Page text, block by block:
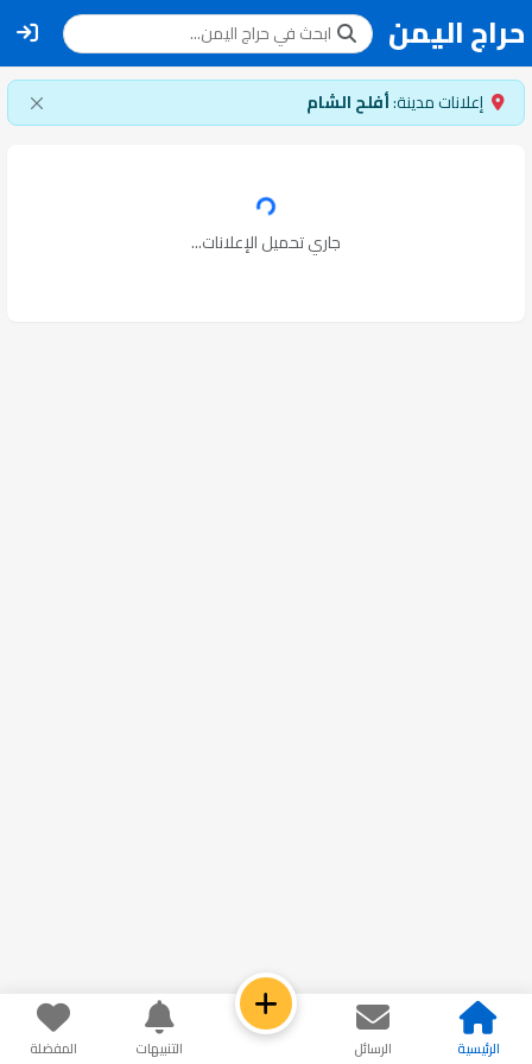
حراج اليمن
إعلانات مدينة:أفلح الشام
جاري تحميل الإعلانات...
الرئيسية الرسائل التنبيهات المفضلة